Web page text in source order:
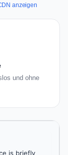
anzeigen
und ohne
is briefly